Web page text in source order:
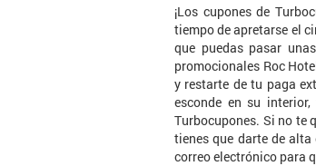
¡Los cupones de
tiempo de apretarse el
que puedas pasar
promocionales Roc
y restarte de tu paga
esconde en su
Turbocupones. Si no te
tienes que darte de
correo electrónico para